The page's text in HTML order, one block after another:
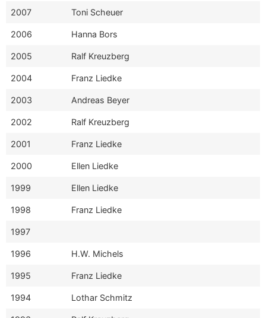
2007 Toni Scheuer
2006 Hanna Bors
2005 Ralf Kreuzberg
2004 Franz Liedke
2003 Andreas Beyer
2002 Ralf Kreuzberg
2001 Franz Liedke
2000 Ellen Liedke
1999 Ellen Liedke
1998 Franz Liedke
1997
1996 H.W. Michels
1995 Franz Liedke
1994 Lothar Schmitz